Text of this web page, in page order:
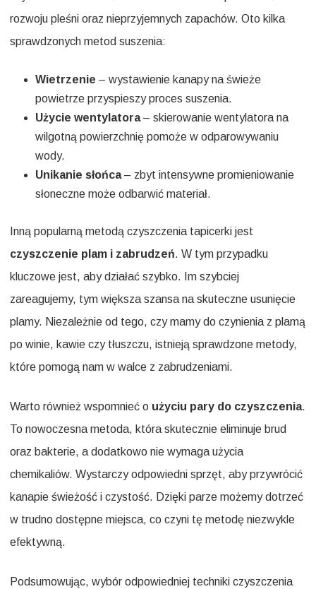
rozwoju pleśni oraz nieprzyjemnych zapachów. Oto kilka
sprawdzonych metod suszenia:
Wietrzenie – wystawienie kanapy na świeże
powietrze przyspieszy proces suszenia.
Użycie wentylatora– skierowanie wentylatora na
wilgotną powierzchnię pomoże w odparowywaniu
wody.
Unikanie słońca– zbyt intensywne promieniowanie
słoneczne może odbarwić materiał.
Inną popularną metodą czyszczenia tapicerki jest
czyszczenie plam i zabrudzeń. W tym przypadku
kluczowe jest, aby działać szybko. Im szybciej
zareagujemy, tym większa szansa na skuteczne usunięcie
plamy. Niezależnie od tego, czy mamy do czynienia z plamą
po winie, kawie czy tłuszczu, istnieją sprawdzone metody,
które pomogą nam w walce z zabrudzeniami.
Warto również wspomnieć o użyciu pary do czyszczenia.
To nowoczesna metoda, która skutecznie eliminuje brud
oraz bakterie, a dodatkowo nie wymaga użycia
chemikaliów. Wystarczy odpowiedni sprzęt, aby przywrócić
kanapie świeżość i czystość. Dzięki parze możemy dotrzeć
w trudno dostępne miejsca, co czyni tę metodę niezwykle
efektywną.
Podsumowując, wybór odpowiedniej techniki czyszczenia